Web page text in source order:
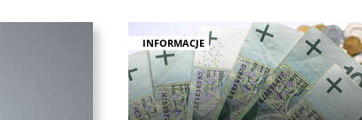
INFORMACJE